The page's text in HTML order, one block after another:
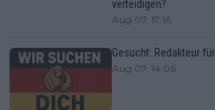
verteidigen?
Aug 07, 17:16
Gesucht: Redakteur
Aug 07, 14:06